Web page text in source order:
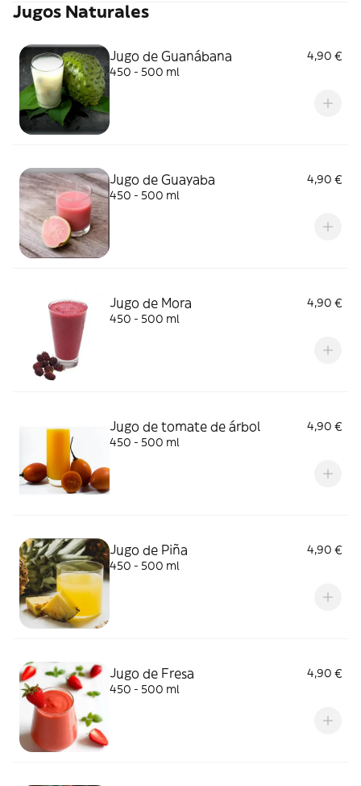
Jugos Naturales
Jugo de Guanábana
4,90 €
450 - 500 ml
Jugo de Guayaba
4,90 €
450 - 500 ml
Jugo de Mora
4,90 €
450 - 500 ml
Jugo de tomate de árbol
4,90 €
450 - 500 ml
Jugo de Piña
4,90 €
450 - 500 ml
Jugo de Fresa
4,90 €
450 - 500 ml